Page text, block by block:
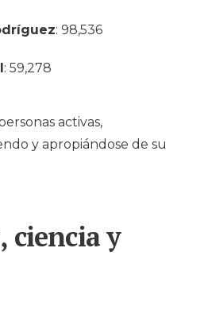
: 98,536
: 59,278
activas,
y apropiándose de su
ciencia y